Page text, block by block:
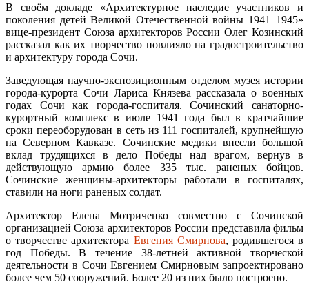
В своём докладе «Архитектурное наследие участников и
поколения детей Великой Отечественной войны 1941–1945»
вице-президент Союза архитекторов России Олег Козинский
рассказал как их творчество повлияло на градостроительство
и архитектуру города Сочи.
Заведующая научно-экспозиционным отделом музея истории
города-курорта Сочи Лариса Князева рассказала о военных
годах Сочи как города-госпиталя. Сочинский санаторно-
курортный комплекс в июле 1941 года был в кратчайшие
сроки переоборудован в сеть из 111 госпиталей, крупнейшую
на Северном Кавказе. Сочинские медики внесли большой
вклад трудящихся в дело Победы над врагом, вернув в
действующую армию более 335 тыс. раненых бойцов.
Сочинские женщины-архитекторы работали в госпиталях,
ставили на ноги раненых солдат.
Архитектор Елена Мотриченко совместно с Сочинской
организацией Союза архитекторов России представила фильм
о творчестве архитектора Евгения Смирнова, родившегося в
год Победы. В течение 38-летней активной творческой
деятельности в Сочи Евгением Смирновым запроектировано
более чем 50 сооружений. Более 20 из них было построено.